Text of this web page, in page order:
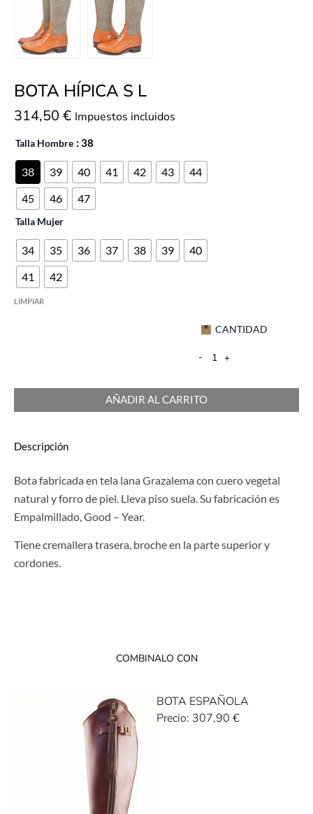
BOTA HÍPICA S L
314,50 € Impuestos incluidos
Talla Hombre : 38
38 39 40 41 42 43
44
45
46 47
Talla Mujer
34 35 36 37 38 39
40
41
42
LIMPIAR
CANTIDAD
- +
AÑADIR AL CARRITO
Descripción
Bota fabricada en tela lana Grazalema con cuero vegetal
natural y forro de piel. Lleva piso suela. Su fabricación es
Empalmillado, Good – Year.
Tiene cremallera trasera, broche en la parte superior y
cordones.
COMBINALO CON
BOTA ESPAÑOLA
Precio: 307,90 €